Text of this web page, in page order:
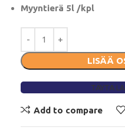
Myyntierä 5l /kpl
LISÄÄ
TÄYTÄ
Add to compare